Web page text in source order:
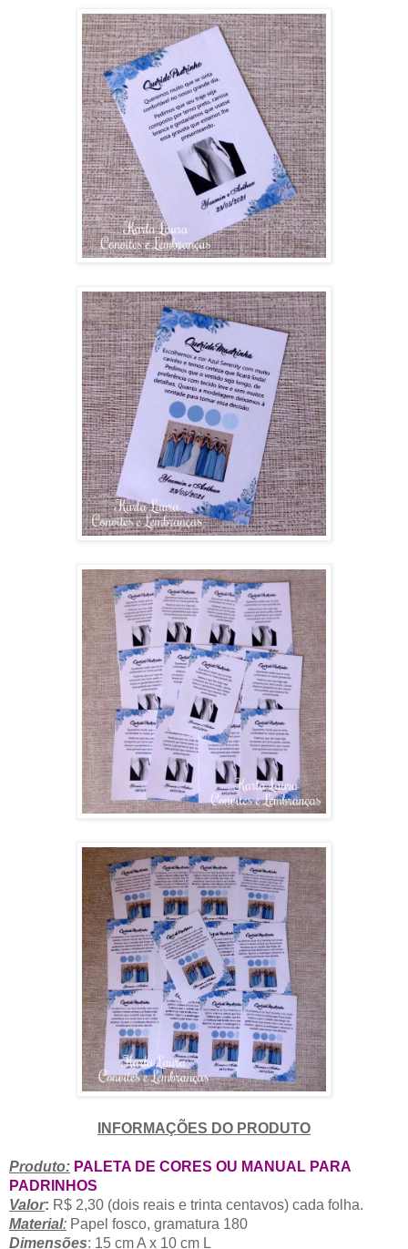
INFORMAÇÕES DO PRODUTO
Produto: PALETA DE CORES OU MANUAL PARA
PADRINHOS
Valor: R$ 2,30 (dois reais e trinta centavos) cada folha.
Material: Papel fosco, gramatura 180
Dimensões: 15 cm A x 10 cm L